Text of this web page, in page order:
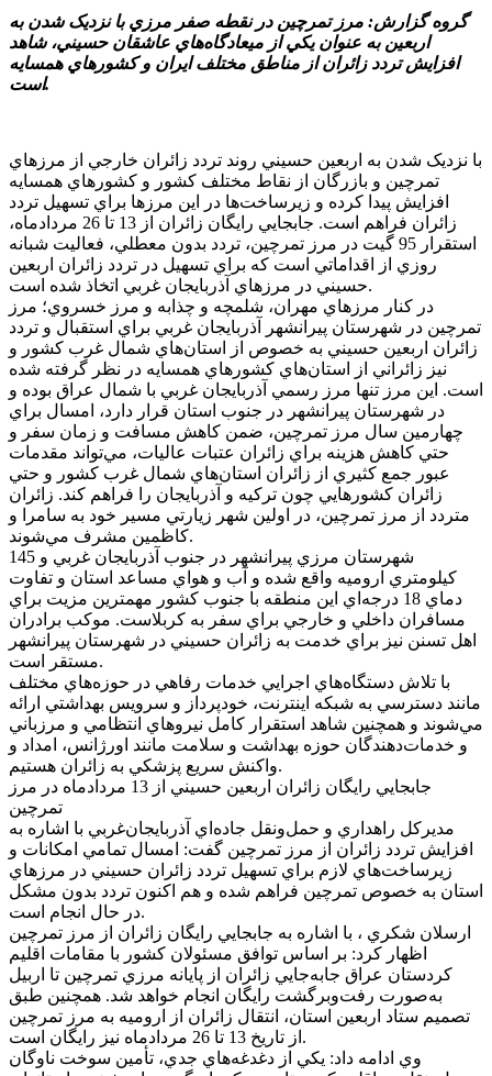
گروه گزارش: مرز تمرچين در نقطه صفر مرزي با نزديک شدن به
اربعين به عنوان يکي از ميعادگاه‌هاي عاشقان حسيني، شاهد
افزايش تردد زائران از مناطق مختلف ايران و کشورهاي همسايه
است.
با نزديک شدن به اربعين حسيني روند تردد زائران خارجي از مرزهاي
تمرچين و بازرگان از نقاط مختلف کشور و کشورهاي همسايه
افزايش پيدا کرده و زيرساخت‌ها در اين مرزها براي تسهيل تردد
زائران فراهم است. جابجايي رايگان زائران از 13 تا 26 مردادماه،
استقرار 95 گيت در مرز تمرچين، تردد بدون معطلي، فعاليت شبانه
روزي از اقداماتي است که براي تسهيل در تردد زائران اربعين
حسيني در مرزهاي آذربايجان غربي اتخاذ شده است.
در کنار مرزهاي مهران، شلمچه و چذابه و مرز خسروي؛ مرز
تمرچين در شهرستان پيرانشهر آذربايجان غربي براي استقبال و تردد
زائران اربعين حسيني به خصوص از استان‌هاي شمال غرب کشور و
نيز زائراني از استان‌هاي کشورهاي همسايه در نظر گرفته شده
است. اين مرز تنها مرز رسمي آذربايجان غربي با شمال عراق بوده و
در شهرستان پيرانشهر در جنوب استان قرار دارد، امسال براي
چهارمين سال مرز تمرچين، ضمن کاهش مسافت و زمان سفر و
حتي کاهش هزينه براي زائران عتبات عاليات، مي‌تواند مقدمات
عبور جمع کثيري از زائران استان‌هاي شمال غرب کشور و حتي
زائران کشورهايي چون ترکيه و آذربايجان را فراهم کند. زائران
متردد از مرز تمرچين، در اولين شهر زيارتي مسير خود به سامرا و
کاظمين مشرف مي‌شوند.
شهرستان مرزي پيرانشهر در جنوب آذربايجان غربي و 145
کيلومتري اروميه واقع شده و آب و هواي مساعد استان و تفاوت
دماي 18 درجه‌اي اين منطقه با جنوب کشور مهمترين مزيت براي
مسافران داخلي و خارجي براي سفر به کربلاست. موکب برادران
اهل تسنن نيز براي خدمت به زائران حسيني در شهرستان پيرانشهر
مستقر است.
با تلاش دستگاه‌هاي اجرايي خدمات رفاهي در حوزه‌هاي مختلف
مانند دسترسي به شبکه اينترنت، خودپرداز و سرويس بهداشتي ارائه
مي‌شوند و همچنين شاهد استقرار کامل نيروهاي انتظامي و مرزباني
و خدمات‌دهندگان حوزه بهداشت و سلامت مانند اورژانس، امداد و
واکنش سريع پزشکي به زائران هستيم.
جابجايي رايگان زائران اربعين حسيني از 13 مردادماه در مرز
تمرچين
مديرکل راهداري و حمل‌ونقل جاده‌اي آذربايجان‌غربي با اشاره به
افزايش تردد زائران از مرز تمرچين گفت: امسال تمامي امکانات و
زيرساخت‌هاي لازم براي تسهيل تردد زائران حسيني در مرزهاي
استان به خصوص تمرچين فراهم شده و هم اکنون تردد بدون مشکل
در حال انجام است.
ارسلان شکري ، با اشاره به جابجايي رايگان زائران از مرز تمرچين
اظهار کرد: بر اساس توافق مسئولان کشور با مقامات اقليم
کردستان عراق جابه‌جايي زائران از پايانه مرزي تمرچين تا اربيل
به‌صورت رفت‌وبرگشت رايگان انجام خواهد شد. همچنين طبق
تصميم ستاد اربعين استان، انتقال زائران از اروميه به مرز تمرچين
از تاريخ 13 تا 26 مردادماه نيز رايگان است.
وي ادامه داد: يکي از دغدغه‌هاي جدي، تأمين سوخت ناوگان